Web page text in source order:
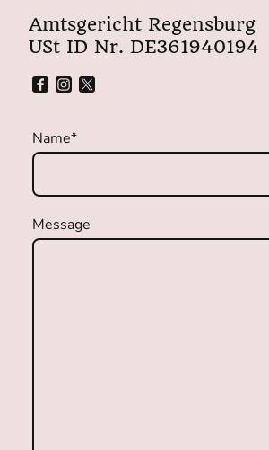
Amtsgericht Regensburg
USt ID Nr. DE361940194
Name*
Message